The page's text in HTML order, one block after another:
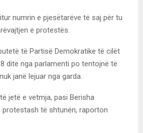
numrin e pjesëtarëve të saj për tu
e protestës.
të Partisë Demokratike të cilët
ditë nga parlamenti po tentojnë të
janë lejuar nga garda.
jetë e vetmja, pasi Berisha
protestash të shtunën, raporton